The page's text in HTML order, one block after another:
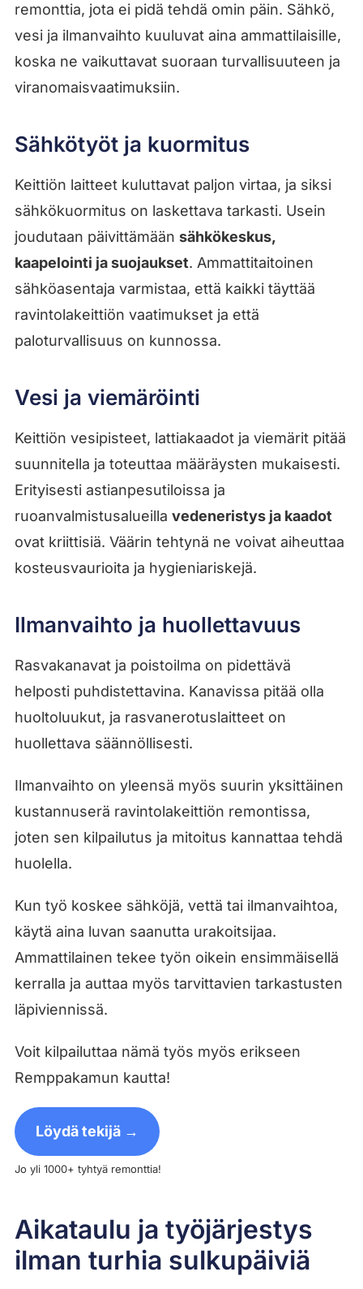
remonttia, jota ei pidä tehdä omin päin. Sähkö,
vesi ja ilmanvaihto kuuluvat aina ammattilaisille,
koska ne vaikuttavat suoraan turvallisuuteen ja
viranomaisvaatimuksiin.
Sähkötyöt ja kuormitus
Keittiön laitteet kuluttavat paljon virtaa, ja siksi
sähkökuormitus on laskettava tarkasti. Usein
joudutaan päivittämään sähkökeskus,
kaapelointi ja suojaukset. Ammattitaitoinen
sähköasentaja varmistaa, että kaikki täyttää
ravintolakeittiön vaatimukset ja että
paloturvallisuus on kunnossa.
Vesi ja viemäröinti
Keittiön vesipisteet, lattiakaadot ja viemärit pitää
suunnitella ja toteuttaa määräysten mukaisesti.
Erityisesti astianpesutiloissa ja
ruoanvalmistusalueilla vedeneristys ja kaadot
ovat kriittisiä. Väärin tehtynä ne voivat aiheuttaa
kosteusvaurioita ja hygieniariskejä.
Ilmanvaihto ja huollettavuus
Rasvakanavat ja poistoilma on pidettävä
helposti puhdistettavina. Kanavissa pitää olla
huoltoluukut, ja rasvanerotuslaitteet on
huollettava säännöllisesti.
Ilmanvaihto on yleensä myös suurin yksittäinen
kustannuserä ravintolakeittiön remontissa,
joten sen kilpailutus ja mitoitus kannattaa tehdä
huolella.
Kun työ koskee sähköjä, vettä tai ilmanvaihtoa,
käytä aina luvan saanutta urakoitsijaa.
Ammattilainen tekee työn oikein ensimmäisellä
kerralla ja auttaa myös tarvittavien tarkastusten
läpiviennissä.
Voit kilpailuttaa nämä työs myös erikseen
Remppakamun kautta!
Löydä tekijä →
Jo yli 1000+ tyhtyä remonttia!
Aikataulu ja työjärjestys
ilman turhia sulkupäiviä